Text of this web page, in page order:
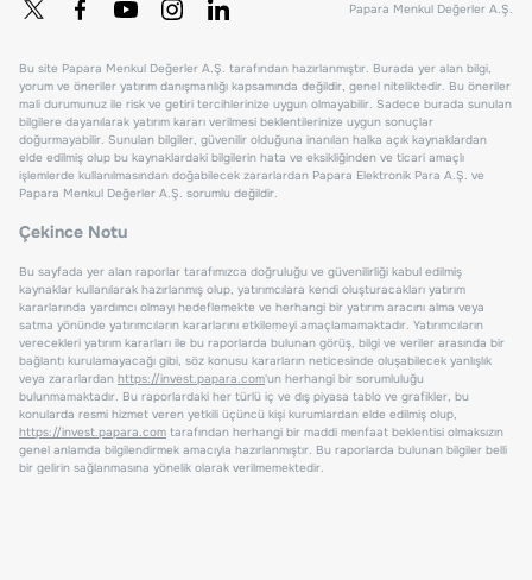
Papara Menkul Değerler A.Ş.
Bu site Papara Menkul Değerler A.Ş. tarafından hazırlanmıştır. Burada yer alan bilgi,
yorum ve öneriler yatırım danışmanlığı kapsamında değildir, genel niteliktedir. Bu öneriler
mali durumunuz ile risk ve getiri tercihlerinize uygun olmayabilir. Sadece burada sunulan
bilgilere dayanılarak yatırım kararı verilmesi beklentilerinize uygun sonuçlar
doğurmayabilir. Sunulan bilgiler, güvenilir olduğuna inanılan halka açık kaynaklardan
elde edilmiş olup bu kaynaklardaki bilgilerin hata ve eksikliğinden ve ticari amaçlı
işlemlerde kullanılmasından doğabilecek zararlardan Papara Elektronik Para A.Ş. ve
Papara Menkul Değerler A.Ş. sorumlu değildir.
Çekince Notu
Bu sayfada yer alan raporlar tarafımızca doğruluğu ve güvenilirliği kabul edilmiş
kaynaklar kullanılarak hazırlanmış olup, yatırımcılara kendi oluşturacakları yatırım
kararlarında yardımcı olmayı hedeflemekte ve herhangi bir yatırım aracını alma veya
satma yönünde yatırımcıların kararlarını etkilemeyi amaçlamamaktadır. Yatırımcıların
verecekleri yatırım kararları ile bu raporlarda bulunan görüş, bilgi ve veriler arasında bir
bağlantı kurulamayacağı gibi, söz konusu kararların neticesinde oluşabilecek yanlışlık
veya zararlardan https://invest.papara.com'un herhangi bir sorumluluğu
bulunmamaktadır. Bu raporlardaki her türlü iç ve dış piyasa tablo ve grafikler, bu
konularda resmi hizmet veren yetkili üçüncü kişi kurumlardan elde edilmiş olup,
https://invest.papara.com tarafından herhangi bir maddi menfaat beklentisi olmaksızın
genel anlamda bilgilendirmek amacıyla hazırlanmıştır. Bu raporlarda bulunan bilgiler belli
bir gelirin sağlanmasına yönelik olarak verilmemektedir.